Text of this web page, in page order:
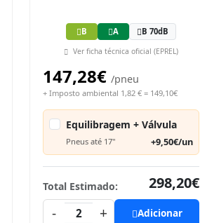
B A B 70dB
Ver ficha técnica oficial (EPREL)
147,28€ /pneu
+ Imposto ambiental 1,82 € = 149,10€
Equilibragem + Válvula
Pneus até 17" +9,50€/un
Total Estimado:
298,20€
-
2 + Adicionar